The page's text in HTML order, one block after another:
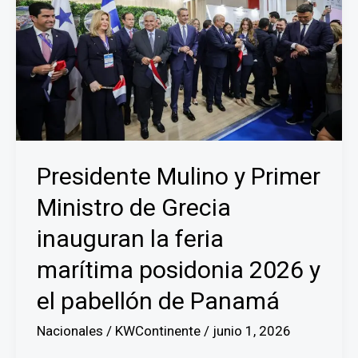
Presidente Mulino y Primer
Ministro de Grecia
inauguran la feria
marítima posidonia 2026 y
el pabellón de Panamá
Nacionales / KWContinente / junio 1, 2026